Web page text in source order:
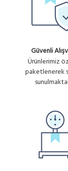
WINET-
WINET
1:4 PLC
WINET-
WINET -
1:16 PLC
Güvenli
Ürünlerimiz
paketlenerek